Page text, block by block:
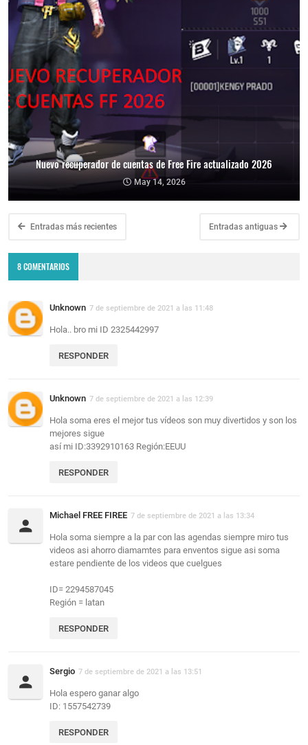
Nuevo recuperador de cuentas de Free Fire actualizado 2026
May 14, 2026
Entradas más recientes Entradas antiguas
8 COMENTARIOS
Unknown 7 de septiembre de 2021 a las 11:48
Hola.. bro mi ID 2325442997
RESPONDER
Unknown 7 de septiembre de 2021 a las 12:39
Hola soma eres el mejor tus vídeos son muy divertidos y son los
mejores sigue
así mi ID:3392910163 Región:EEUU
RESPONDER
Michael FREE FIREE 7 de septiembre de 2021 a las 13:34
Hola soma siempre a la par con las agendas siempre miro tus
videos asi ahorro diamamtes para enventos sigue asi soma
estare pendiente de los videos que cuelgues
ID= 2294587045
Región = latan
RESPONDER
Sergio 7 de septiembre de 2021 a las 13:51
Hola espero ganar algo
ID: 1557542739
RESPONDER